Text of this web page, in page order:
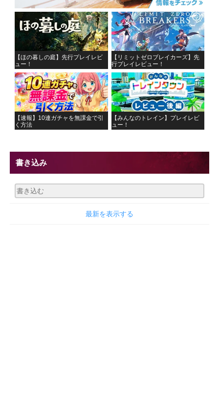
【ほの暮しの庭】先行プレイレビ
ュー！
【リミットゼロブレイカーズ】先
行プレイレビュー！
【速報】10連ガチャを無課金で引
く方法
【みんなのトレイン】プレイレビ
ュー！
書き込み
最新を表示する